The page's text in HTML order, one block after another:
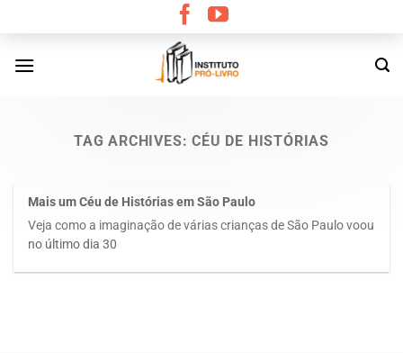
content
TAG ARCHIVES:CÉU DE HISTÓRIAS
Mais um Céu de Histórias em São Paulo
Veja como a imaginação de várias crianças de São Paulo voou
no último dia 30